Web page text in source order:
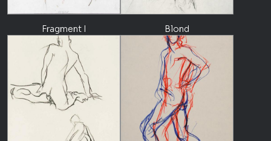
Fragment I Blond